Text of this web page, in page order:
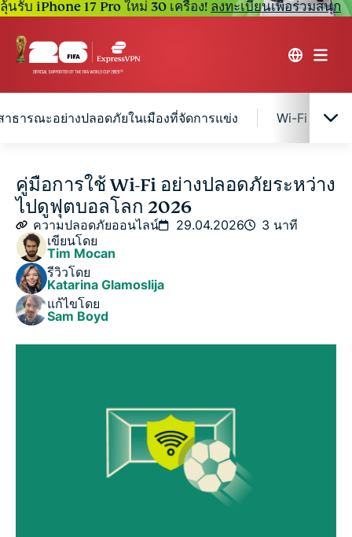
ลุ้นรับ iPhone 17 Pro ใหม่ 30 เครื่อง! ลงทะเบียนเพื่อร่วมสนุก
าธารณะอย่างปลอดภัยในเมืองที่จัดการแข่ง Wi-Fi สนาม
ความเสี่ยงทั่วไปของการใช้ Wi-FI สำหรับแฟนฟุตบอล
โลก 2026
วิธีใช้ Wi-Fi สาธารณะอย่างปลอดภัยในเมืองที่จัดการ
แข่ง
Wi-Fi สนามบิน โรงแรม และสนามแข่ง : ที่ไหนมีความ
เสี่ยงสูงที่สุด?
คู่มือการใช้ Wi-Fi อย่างปลอดภัยระหว่าง
ไปดูฟุตบอลโลก 2026
ความปลอดภัยออนไลน์ 29.04.2026
3 นาที
เขียนโดย
Tim Mocan
รีวิวโดย
Katarina Glamoslija
แก้ไขโดย
Sam Boyd